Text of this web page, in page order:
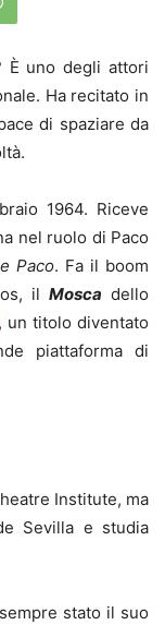
È uno degli attori
Ha recitato in
di spaziare da
1964. Riceve
nel ruolo di Paco
Paco. Fa il boom
il Mosca dello
, un titolo diventato
piattaforma di
Institute, ma
Sevilla e studia
stato il suo